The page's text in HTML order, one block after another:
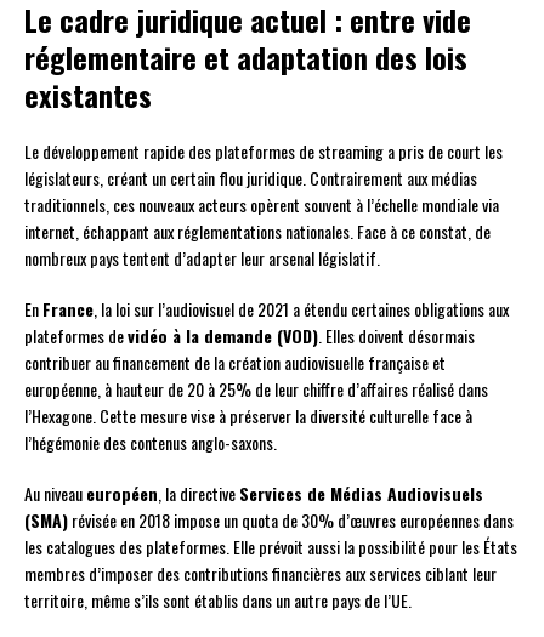
Le cadre juridique actuel : entre vide
réglementaire et adaptation des lois
existantes
Le développement rapide des plateformes de streaming a pris de court les
législateurs, créant un certain flou juridique. Contrairement aux médias
traditionnels, ces nouveaux acteurs opèrent souvent à l’échelle mondiale via
internet, échappant aux réglementations nationales. Face à ce constat, de
nombreux pays tentent d’adapter leur arsenal législatif.
EnFrance, la loi sur l’audiovisuel de 2021 a étendu certaines obligations aux
plateformes devidéo à la demande (VOD). Elles doivent désormais
contribuer au financement de la création audiovisuelle française et
européenne, à hauteur de 20 à 25% de leur chiffre d’affaires réalisé dans
l’Hexagone. Cette mesure vise à préserver la diversité culturelle face à
l’hégémonie des contenus anglo-saxons.
Au niveaueuropéen, la directiveServices de Médias Audiovisuels
(SMA)révisée en 2018 impose un quota de 30% d’œuvres européennes dans
les catalogues des plateformes. Elle prévoit aussi la possibilité pour les États
membres d’imposer des contributions financières aux services ciblant leur
territoire, même s’ils sont établis dans un autre pays de l’UE.